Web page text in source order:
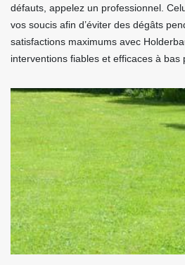
défauts, appelez un professionnel.
vos soucis afin d’éviter des dégâts
satisfactions maximums avec
interventions fiables et efficaces à bas